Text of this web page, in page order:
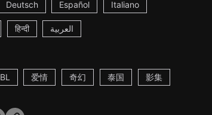
Deutsch Español Italiano
हिन्दी العربية
BL 爱情 奇幻 泰国 影集